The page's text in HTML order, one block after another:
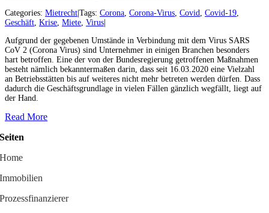
Categories: Mietrecht Tags: Corona, Corona-Virus, Covid, Covid-19,
Geschäft, Krise, Miete, Virus
Aufgrund der gegebenen Umstände in Verbindung mit dem Virus SARS
CoV 2 (Corona Virus) sind Unternehmer in einigen Branchen besonders
hart betroffen. Eine der von der Bundesregierung getroffenen Maßnahmen
besteht nämlich bekanntermaßen darin, dass seit 16.03.2020 eine Vielzahl
an Betriebsstätten bis auf weiteres nicht mehr betreten werden dürfen. Dass
dadurch die Geschäftsgrundlage in vielen Fällen gänzlich wegfällt, liegt auf
der Hand.
Read More
Seiten
Home
Immobilien
Prozessfinanzierer